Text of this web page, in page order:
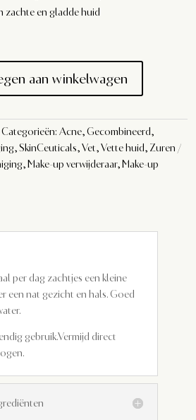
zachte en gladde huid
aan winkelwagen
Categorieën: Acne,Gecombineerd,
,SkinCeuticals,Vet,Vette huid, Zuren
,Make-up verwijderaar,Make-up
per dag zachtjes een kleine
een nat gezicht en hals. Goed
gebruik.Vermijd direct